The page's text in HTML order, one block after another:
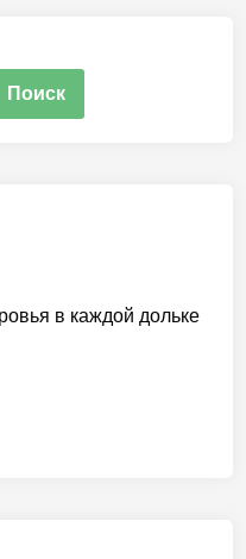
Поиск
в каждой дольке